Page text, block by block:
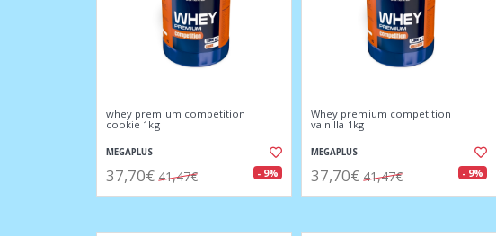
whey premium competition
cookie 1kg
MEGAPLUS
37,70€ 41,47€ - 9%
Whey premium competition
vainilla 1kg
MEGAPLUS
37,70€ 41,47€ - 9%